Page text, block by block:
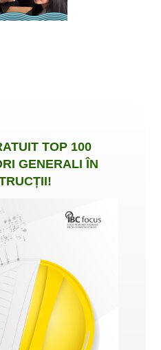
TOP 100
GENERALI ÎN
!